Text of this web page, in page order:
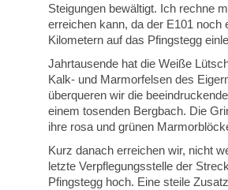
Steigungen bewältigt. Ich rechne
erreichen kann, da der E101 noch
Kilometern auf das Pfingstegg
Jahrtausende hat die Weiße
Kalk- und Marmorfelsen des
überqueren wir die
einem tosenden Bergbach. Die
ihre rosa und grünen
Kurz danach erreichen wir, nicht
letzte Verpflegungsstelle der
Pfingstegg hoch. Eine steile